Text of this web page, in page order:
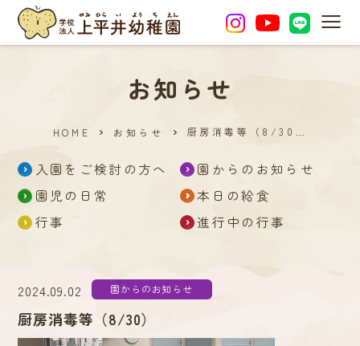
お知らせ
HOME お知らせ 厨房消毒等（8/30…
入園をご検討の方へ
園からのお知らせ
園児の日常
本日の給食
行事
進行中の行事
2024.09.02 園からのお知らせ
厨房消毒等（8/30）